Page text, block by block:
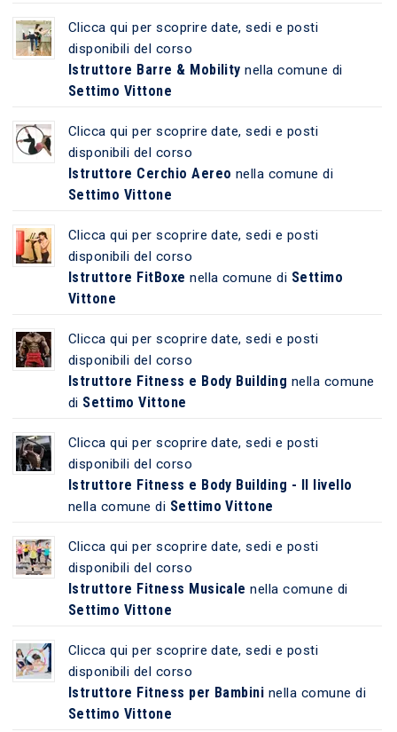
Clicca qui per scoprire date, sedi e posti
disponibili del corso
Istruttore Barre & Mobility nella comune di
Settimo Vittone
Clicca qui per scoprire date, sedi e posti
disponibili del corso
Istruttore Cerchio Aereo nella comune di
Settimo Vittone
Clicca qui per scoprire date, sedi e posti
disponibili del corso
Istruttore FitBoxe nella comune di Settimo
Vittone
Clicca qui per scoprire date, sedi e posti
disponibili del corso
Istruttore Fitness e Body Building nella comune
di Settimo Vittone
Clicca qui per scoprire date, sedi e posti
disponibili del corso
Istruttore Fitness e Body Building - II livello
nella comune di Settimo Vittone
Clicca qui per scoprire date, sedi e posti
disponibili del corso
Istruttore Fitness Musicale nella comune di
Settimo Vittone
Clicca qui per scoprire date, sedi e posti
disponibili del corso
Istruttore Fitness per Bambini nella comune di
Settimo Vittone